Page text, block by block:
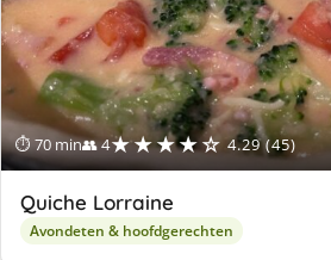
⏱ 70 min👥 4★★★★☆ 4.29 (45)
Quiche Lorraine
Avondeten & hoofdgerechten